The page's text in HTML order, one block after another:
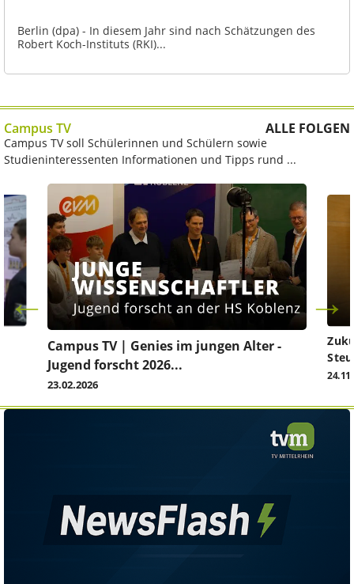
Berlin (dpa) - In diesem Jahr sind nach Schätzungen des
Robert Koch-Instituts (RKI)...
Campus TV ALLE FOLGEN
Campus TV soll Schülerinnen und Schülern sowie
Studieninteressenten Informationen und Tipps rund ...
Campus TV | Genies im jungen Alter -
Jugend forscht 2026...
23.02.2026